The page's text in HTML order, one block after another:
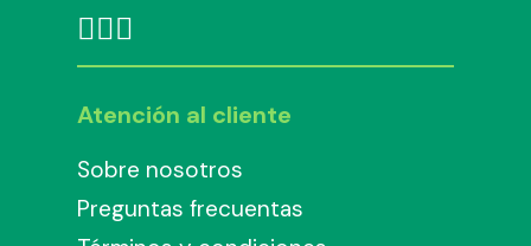
Atención al cliente
Sobre nosotros
Preguntas frecuentas